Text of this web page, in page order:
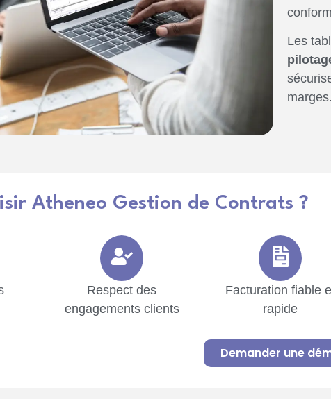
Les
marges.
Atheneo Gestion de Contrats ?
Respect des
engagements clients
Facturation fiable
rapide
Demander une